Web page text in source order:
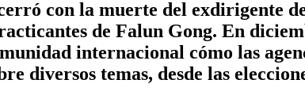
con la muerte del exdirigente
de Falun Gong. En
internacional cómo las
diversos temas, desde las